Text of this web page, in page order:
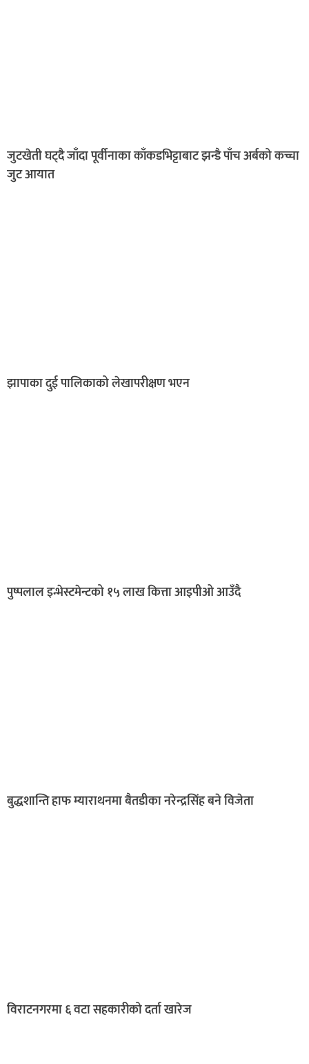
जुटखेती घट्दै जाँदा पूर्वीनाका काँकडभिट्टाबाट झन्डै पाँच अर्बको कच्चा
जुट आयात
झापाका दुई पालिकाको लेखापरीक्षण भएन
पुष्पलाल इन्भेस्टमेन्टको १५ लाख कित्ता आइपीओ आउँदै
बुद्धशान्ति हाफ म्याराथनमा बैतडीका नरेन्द्रसिंह बने विजेता
विराटनगरमा ६ वटा सहकारीको दर्ता खारेज